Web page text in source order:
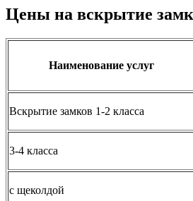
Цены на вскрытие
Наименование услуг
Вскрытие замков 1-2 класса
3-4 класса
с щеколдой